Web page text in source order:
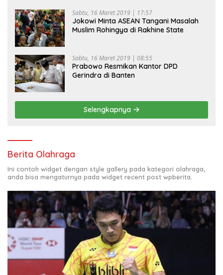
Sabtu, 16 Maret 2019 | 17:57
Jokowi Minta ASEAN Tangani Masalah
Muslim Rohingya di Rakhine State
Sabtu, 16 Maret 2019 | 08:55
Prabowo Resmikan Kantor DPD
Gerindra di Banten
Selengkapnya
Berita Olahraga
Ini contoh widget dengan style gallery pada kategori olahraga,
anda bisa mengaturnya pada widget recent post wpberita.